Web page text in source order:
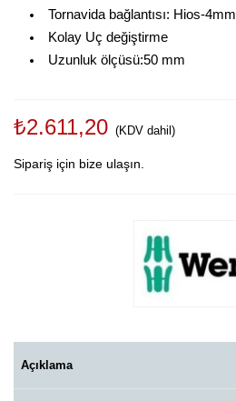
Tornavida bağlantısı: Hios-4mm
Kolay Uç değiştirme
Uzunluk ölçüsü:50 mm
₺2.611,20 (KDV dahil)
Sipariş için bize ulaşın.
Açıklama